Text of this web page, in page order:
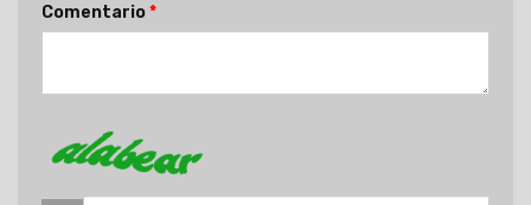
Comentario